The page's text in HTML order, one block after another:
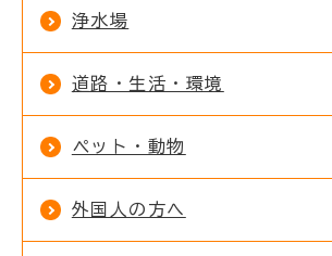
浄水場
道路・生活・環境
ペット・動物
外国人の方へ